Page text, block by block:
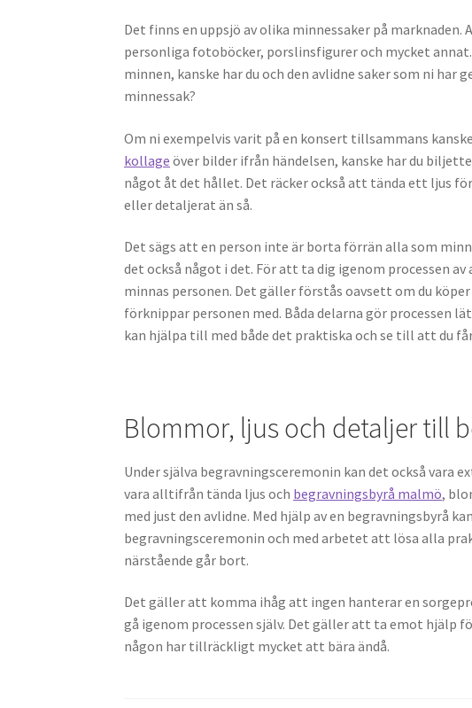
Det finns en uppsjö av olika minnessaker på
personliga fotoböcker, porslinsfigurer och mycket
minnen, kanske har du och den avlidne saker som ni
minnessak?
Om ni exempelvis varit på en konsert tillsammans
kollage över bilder ifrån händelsen, kanske har du
något åt det hållet. Det räcker också att tända ett ljus
eller detaljerat än så.
Det sägs att en person inte är borta förrän alla som
det också något i det. För att ta dig igenom processen
minnas personen. Det gäller förstås oavsett om du
förknippar personen med. Båda delarna gör processen
kan hjälpa till med både det praktiska och se till att du
Blommor, ljus och detaljer till
Under själva begravningsceremonin kan det också vara
vara alltifrån tända ljus och begravningsbyrå malmö,
med just den avlidne. Med hjälp av en begravningsbyrå
begravningsceremonin och med arbetet att lösa alla
närstående går bort.
Det gäller att komma ihåg att ingen hanterar en
gå igenom processen själv. Det gäller att ta emot
någon har tillräckligt mycket att bära ändå.